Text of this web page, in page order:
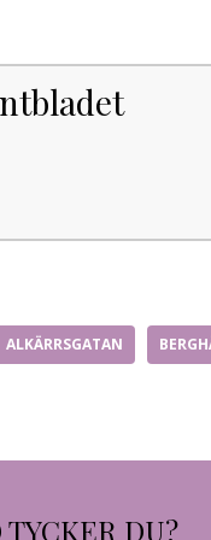
ALKÄRRSGATAN
TYCKER DU?